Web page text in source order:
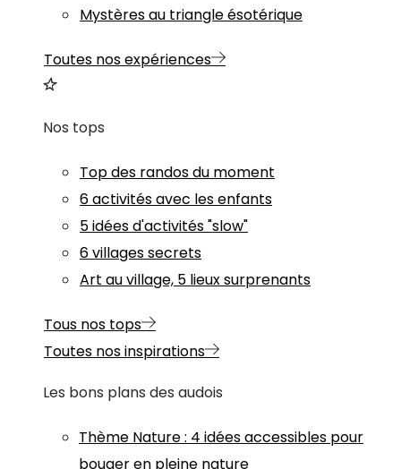
Mystères au triangle ésotérique
Toutes nos expériences
Nos tops
Top des randos du moment
6 activités avec les enfants
5 idées d'activités "slow"
6 villages secrets
Art au village, 5 lieux surprenants
Tous nos tops
Toutes nos inspirations
Les bons plans des audois
Thème Nature: 4 idées accessibles pour
bouger en pleine nature